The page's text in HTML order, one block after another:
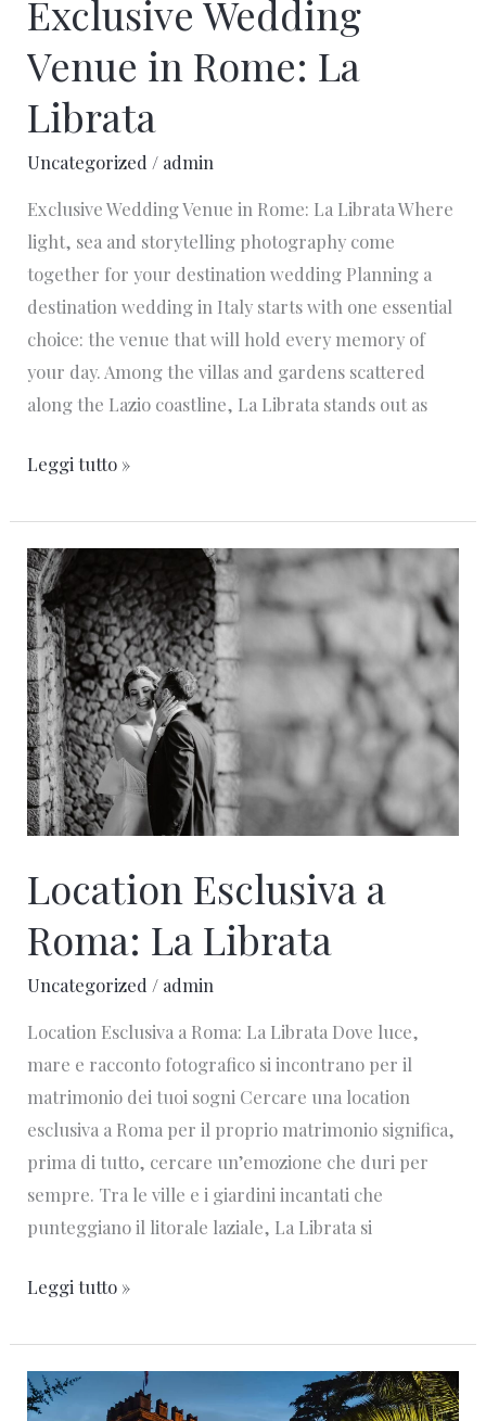
Exclusive Wedding
Venue in Rome: La
Librata
Uncategorized / admin
Exclusive Wedding Venue in Rome: La Librata Where
light, sea and storytelling photography come
together for your destination wedding Planning a
destination wedding in Italy starts with one essential
choice: the venue that will hold every memory of
your day. Among the villas and gardens scattered
along the Lazio coastline, La Librata stands out as
Leggi tutto »
Location Esclusiva a
Roma: La Librata
Uncategorized / admin
Location Esclusiva a Roma: La Librata Dove luce,
mare e racconto fotografico si incontrano per il
matrimonio dei tuoi sogni Cercare una location
esclusiva a Roma per il proprio matrimonio significa,
prima di tutto, cercare un’emozione che duri per
sempre. Tra le ville e i giardini incantati che
punteggiano il litorale laziale, La Librata si
Location
Esclusiva
a
Roma:
La
Librata
Leggi tutto »
Location